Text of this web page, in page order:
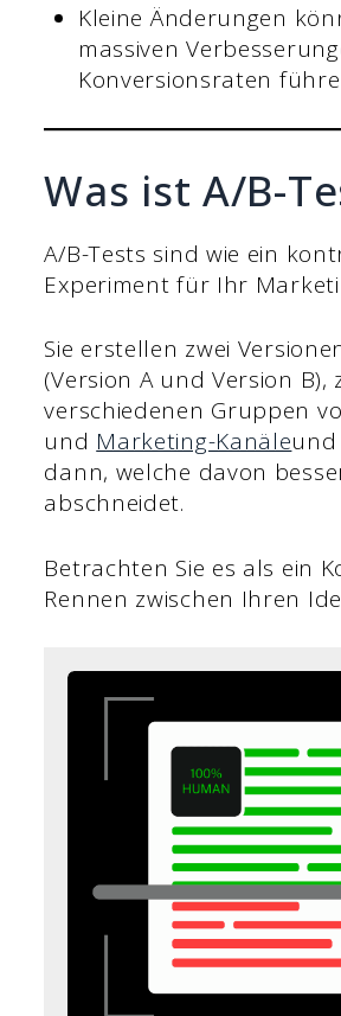
Kleine Änderungen
massiven
Konversionsraten
Was ist A/B-
A/B-Tests sind wie ein
Experiment für Ihr
Sie erstellen zwei
(Version A und Version B),
verschiedenen Gruppen
und Marketing-Kanäleund
dann, welche davon
abschneidet.
Betrachten Sie es als ein
Rennen zwischen Ihren